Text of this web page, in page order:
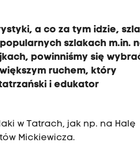
a co za tym idzie,
szlakach m.in.
powinniśmy się
ruchem, który
i edukator
w Tatrach, jak np. na Halę
Mickiewicza.